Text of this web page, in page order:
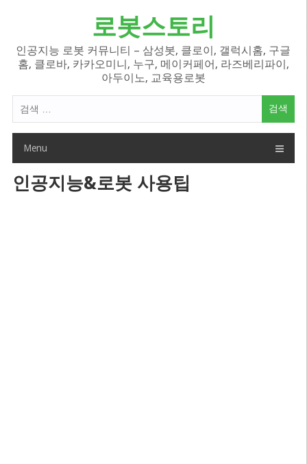
로봇스토리
인공지능 로봇 커뮤니티 – 삼성봇, 클로이, 갤럭시홈, 구글
홈, 클로바, 카카오미니, 누구, 메이커페어, 라즈베리파이,
아두이노, 교육용로봇
색
Menu
인공지능&로봇 사용팁